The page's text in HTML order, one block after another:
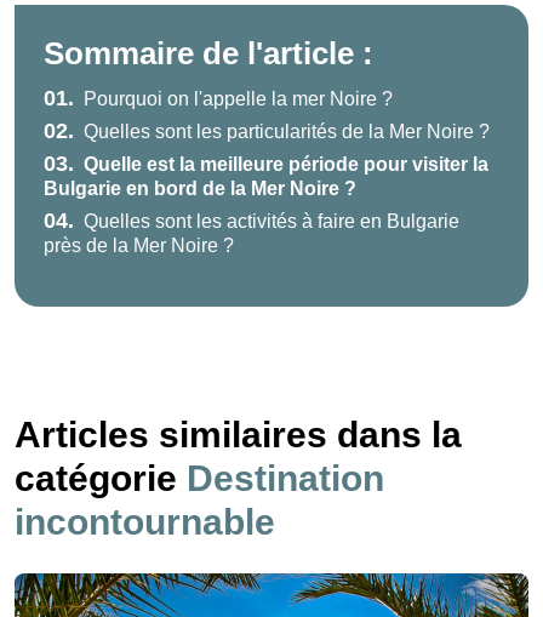
Sommaire de l'article :
01. Pourquoi on l'appelle la mer Noire ?
02. Quelles sont les particularités de la Mer Noire ?
03. Quelle est la meilleure période pour visiter la
Bulgarie en bord de la Mer Noire ?
04. Quelles sont les activités à faire en Bulgarie
près de la Mer Noire ?
Articles similaires dans la
catégorie Destination
incontournable